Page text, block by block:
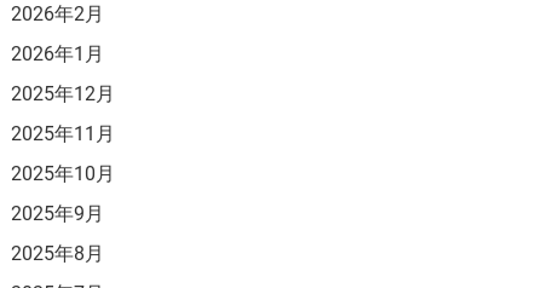
2026年2月
2026年1月
2025年12月
2025年11月
2025年10月
2025年9月
2025年8月